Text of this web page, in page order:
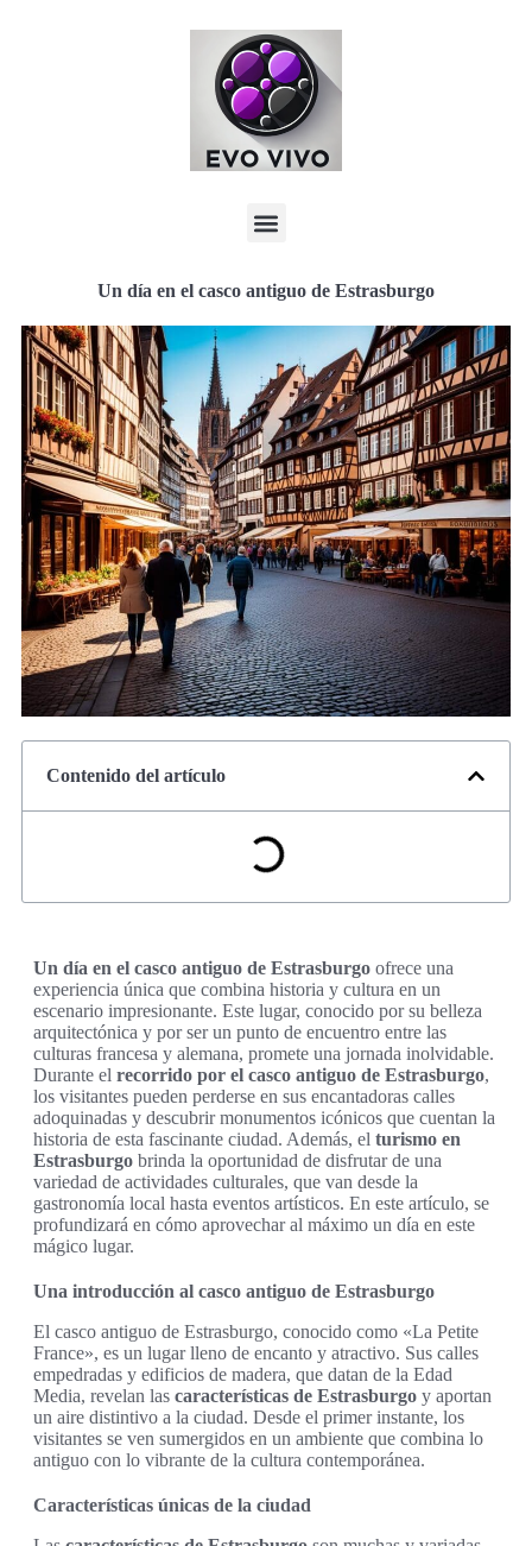
Un día en el casco antiguo de Estrasburgo
Contenido del artículo
Un día en el casco antiguo de Estrasburgo ofrece una
experiencia única que combina historia y cultura en un
escenario impresionante. Este lugar, conocido por su belleza
arquitectónica y por ser un punto de encuentro entre las
culturas francesa y alemana, promete una jornada inolvidable.
Durante el recorrido por el casco antiguo de Estrasburgo,
los visitantes pueden perderse en sus encantadoras calles
adoquinadas y descubrir monumentos icónicos que cuentan la
historia de esta fascinante ciudad. Además, el turismo en
Estrasburgo brinda la oportunidad de disfrutar de una
variedad de actividades culturales, que van desde la
gastronomía local hasta eventos artísticos. En este artículo, se
profundizará en cómo aprovechar al máximo un día en este
mágico lugar.
Una introducción al casco antiguo de Estrasburgo
El casco antiguo de Estrasburgo, conocido como «La Petite
France», es un lugar lleno de encanto y atractivo. Sus calles
empedradas y edificios de madera, que datan de la Edad
Media, revelan las características de Estrasburgo y aportan
un aire distintivo a la ciudad. Desde el primer instante, los
visitantes se ven sumergidos en un ambiente que combina lo
antiguo con lo vibrante de la cultura contemporánea.
Características únicas de la ciudad